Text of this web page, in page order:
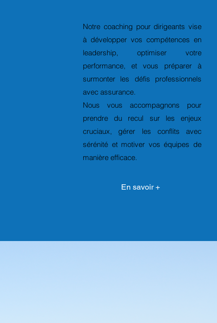
Notre coaching pour dirigeants vise
à développer vos compétences en
leadership, optimiser votre
performance, et vous préparer à
surmonter les défis professionnels
avec assurance.
Nous vous accompagnons pour
prendre du recul sur les enjeux
cruciaux, gérer les conflits avec
sérénité et motiver vos équipes de
manière efficace.
En savoir +